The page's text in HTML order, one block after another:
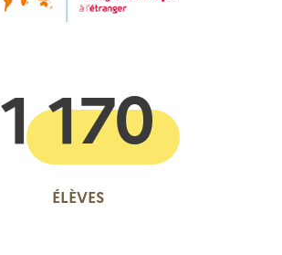
ÉLÈVES
1 170